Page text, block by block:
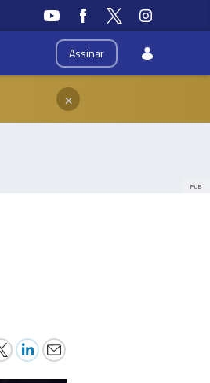
Assinar
×
PUB